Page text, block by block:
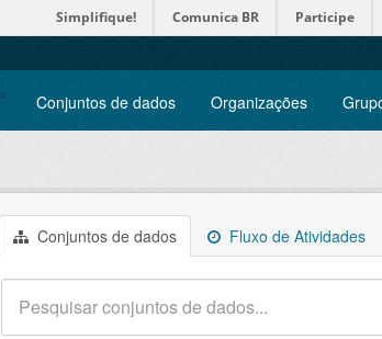
Simplifique! Comunica BR Participe
Conjuntos de dados Organizações
Conjuntos de dados Fluxo de Atividades